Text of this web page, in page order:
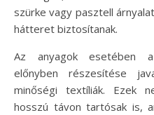
szürke vagy pasztell
hátteret biztosítanak.
Az anyagok esetében
előnyben részesítése
minőségi textíliák. Ezek
hosszú távon tartósak is,